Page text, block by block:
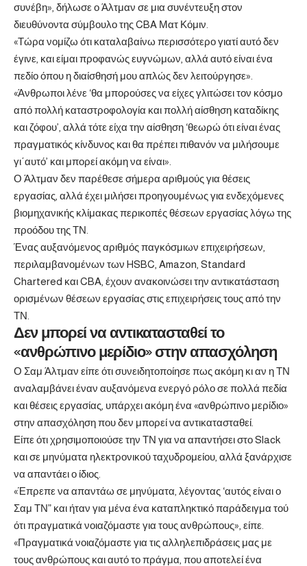
συνέβη», δήλωσε ο Άλτμαν σε μια συνέντευξη στον
διευθύνοντα σύμβουλο της CBA Ματ Κόμιν.
«Τώρα νομίζω ότι καταλαβαίνω περισσότερο γιατί αυτό δεν
έγινε, και είμαι προφανώς ευγνώμων, αλλά αυτό είναι ένα
πεδίο όπου η διαίσθησή μου απλώς δεν λειτούργησε».
«Άνθρωποι λένε ‘θα μπορούσες να είχες γλιτώσει τον κόσμο
από πολλή καταστροφολογία και πολλή αίσθηση καταδίκης
και ζόφου’, αλλά τότε είχα την αίσθηση ‘θεωρώ ότι είναι ένας
πραγματικός κίνδυνος και θα πρέπει πιθανόν να μιλήσουμε
γι΄αυτό’ και μπορεί ακόμη να είναι».
Ο Άλτμαν δεν παρέθεσε σήμερα αριθμούς για θέσεις
εργασίας, αλλά έχει μιλήσει προηγουμένως για ενδεχόμενες
βιομηχανικής κλίμακας περικοπές θέσεων εργασίας λόγω της
προόδου της ΤΝ.
Ένας αυξανόμενος αριθμός παγκόσμιων επιχειρήσεων,
περιλαμβανομένων των HSBC, Amazon, Standard
Chartered και CBA, έχουν ανακοινώσει την αντικατάσταση
ορισμένων θέσεων εργασίας στις επιχειρήσεις τους από την
ΤΝ.
Δεν μπορεί να αντικατασταθεί το
«ανθρώπινο μερίδιο» στην απασχόληση
Ο Σαμ Άλτμαν είπε ότι συνειδητοποίησε πως ακόμη κι αν η ΤΝ
αναλαμβάνει έναν αυξανόμενα ενεργό ρόλο σε πολλά πεδία
και θέσεις εργασίας, υπάρχει ακόμη ένα «ανθρώπινο μερίδιο»
στην απασχόληση που δεν μπορεί να αντικατασταθεί.
Είπε ότι χρησιμοποιούσε την ΤΝ για να απαντήσει στο Slack
και σε μηνύματα ηλεκτρονικού ταχυδρομείου, αλλά ξανάρχισε
να απαντάει ο ίδιος.
«Έπρεπε να απαντάω σε μηνύματα, λέγοντας ‘αυτός είναι ο
Σαμ ΤΝ” και ήταν για μένα ένα καταπληκτικό παράδειγμα τού
ότι πραγματικά νοιαζόμαστε για τους ανθρώπους», είπε.
«Πραγματικά νοιαζόμαστε για τις αλληλεπιδράσεις μας με
τους ανθρώπους και αυτό το πράγμα, που αποτελεί ένα